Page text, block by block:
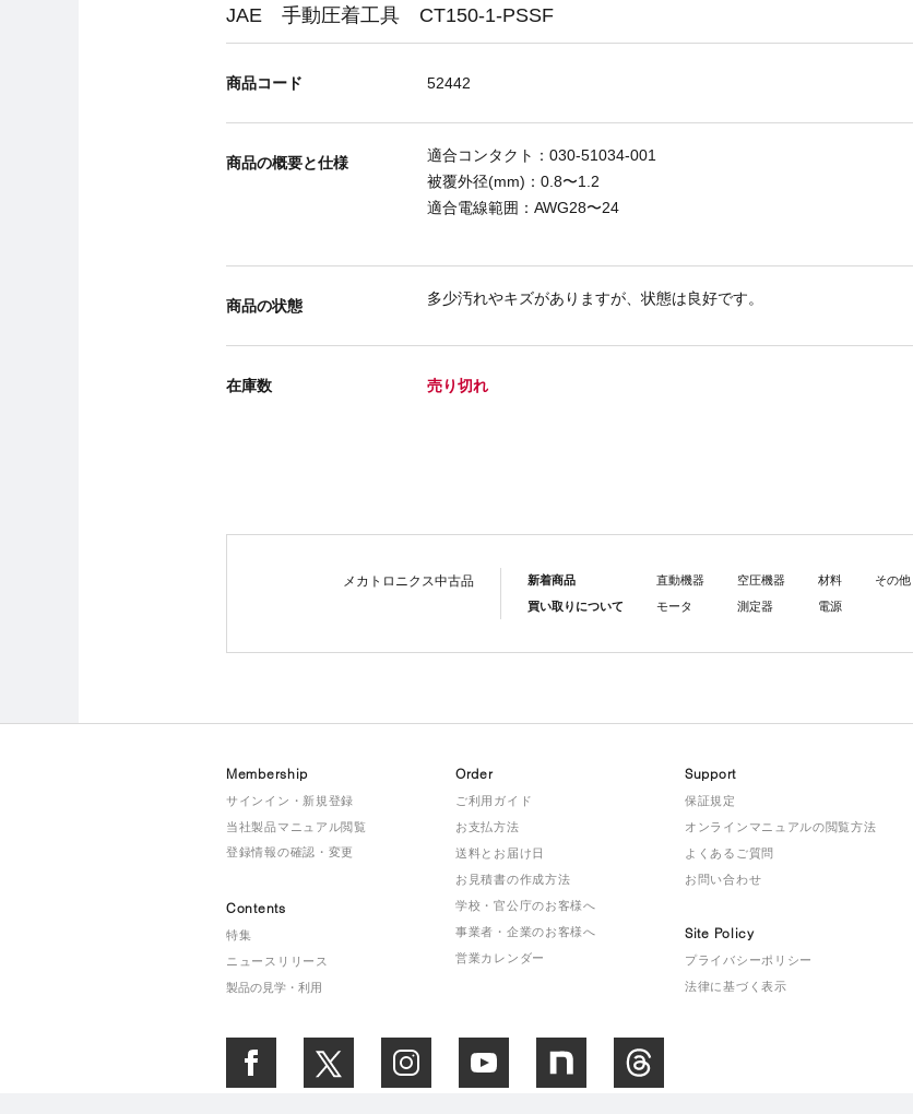
JAE 手動圧着工具 CT150-1-PSSF
商品コード 52442
商品の概要と仕様
適合コンタクト：030-51034-001
被覆外径(mm)：0.8〜1.2
適合電線範囲：AWG28〜24
商品の状態 多少汚れやキズがありますが、状態は良好です。
在庫数 売り切れ
メカトロニクス中古品
新着商品
買い取りについて
直動機器
モータ
空圧機器
測定器
材料
電源
その他
Membership
サインイン・新規登録
当社製品マニュアル閲覧
登録情報の確認・変更
Contents
特集
ニュースリリース
製品の見学・利用
Order
ご利用ガイド
お支払方法
送料とお届け日
お見積書の作成方法
学校・官公庁のお客様へ
事業者・企業のお客様へ
営業カレンダー
Support
保証規定
オンラインマニュアルの閲覧方法
よくあるご質問
お問い合わせ
Site Policy
プライバシーポリシー
法律に基づく表示